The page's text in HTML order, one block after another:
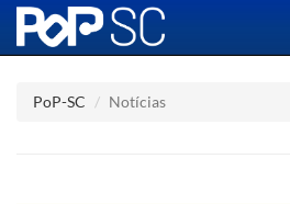
PoP-SC Notícias